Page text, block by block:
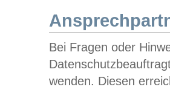
Bei Fragen oder
wenden. Diesen